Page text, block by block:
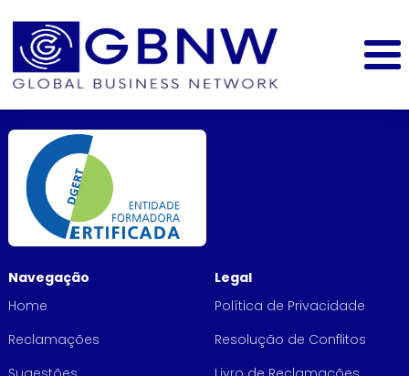
Navegação
Home
Reclamações
Legal
Política de Privacidade
Resolução de Conflitos